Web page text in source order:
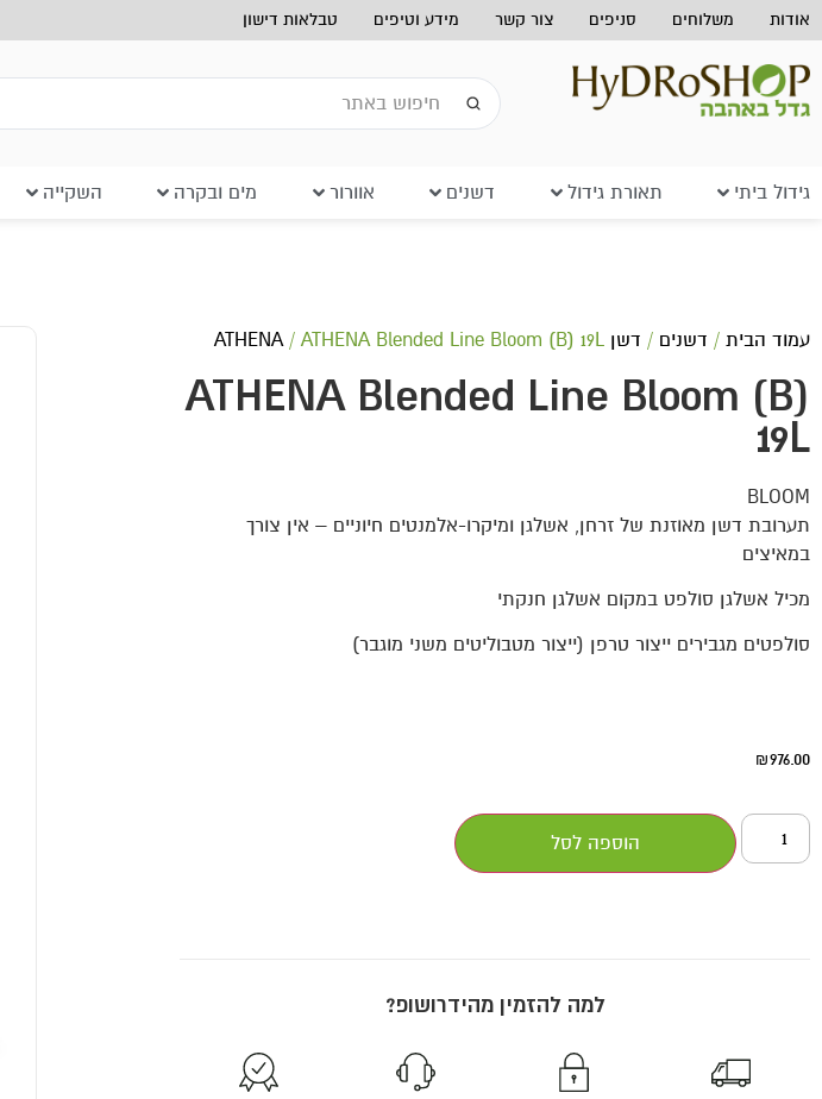
אודות משלוחים סניפים צור קשר מידע וטיפים טבלאות דישון
גידול ביתי תאורת גידול דשנים אוורור מים ובקרה השקייה
עמוד הבית / דשנים / דשן ATHENA / ATHENA Blended Line Bloom (B) 19L
ATHENA Blended Line Bloom (B)
19L
BLOOM
תערובת דשן מאוזנת של זרחן, אשלגן ומיקרו-אלמנטים חיוניים – אין צורך
במאיצים
מכיל אשלגן סולפט במקום אשלגן חנקתי
סולפטים מגבירים ייצור טרפן (ייצור מטבוליטים משני מוגבר)
₪976.00
הוספה לסל
למה להזמין מהידרושופ?